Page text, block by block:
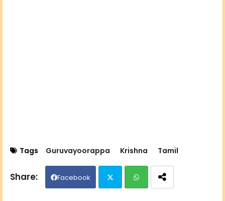
Tags Guruvayoorappa Krishna Tamil
Facebook